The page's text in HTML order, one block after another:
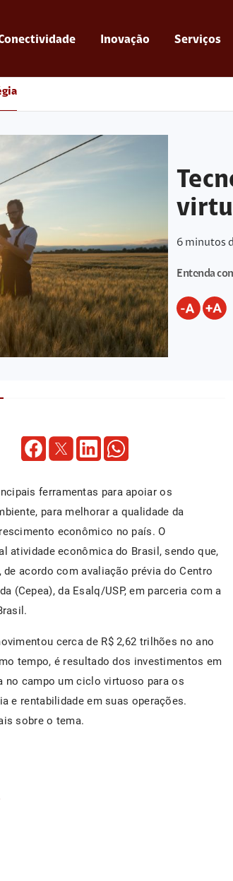
Inovação Serviços
6 minutos
Entenda
ferramentas para apoiar os
para melhorar a qualidade da
econômico no país. O
atividade econômica do Brasil, sendo que,
de acordo com avaliação prévia do Centro
(Cepea), da Esalq/USP, em parceria com a
cerca de R$ 2,62 trilhões no ano
tempo, é resultado dos investimentos em
no campo um ciclo virtuoso para os
e rentabilidade em suas operações.
sobre o tema.